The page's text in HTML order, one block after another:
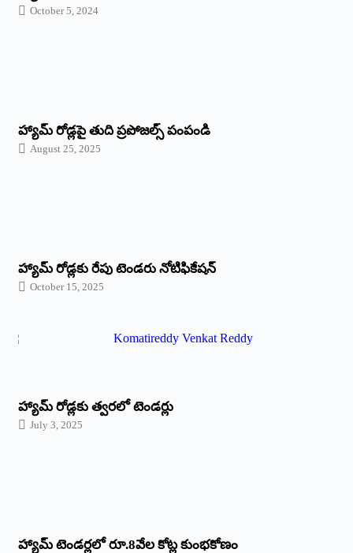
October 5, 2024
హ్యామ్‌ రోడ్లపై తుది ప్రపోజల్స్‌ పంపండి
August 25, 2025
హ్యామ్‌ రోడ్లకు రేపు టెండరు నోటిఫికేషన్‌
October 15, 2025
హ్యామ్‌ రోడ్లకు త్వరలో టెండర్లు
July 3, 2025
హ్యామ్‌ ‌టెండర్లలో రూ.8వేల కోట్ల కుంభకోణం